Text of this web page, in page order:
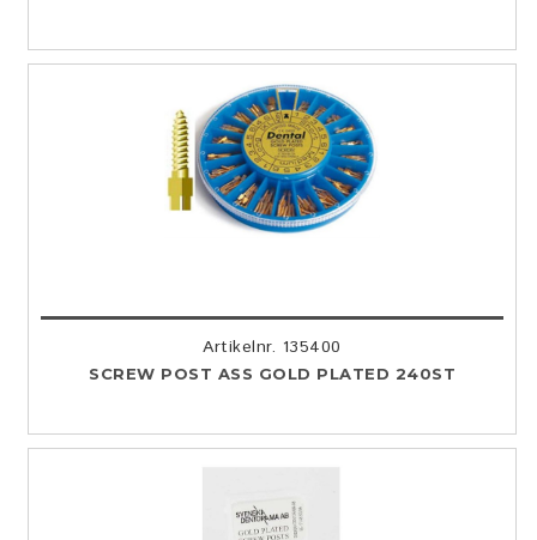
Artikelnr. 135400
SCREW POST ASS GOLD PLATED 240ST